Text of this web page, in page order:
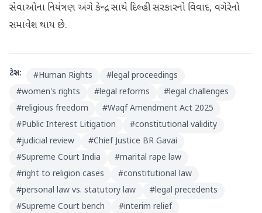
સેવાઓના નિયંત્રણ અંગે કેન્દ્ર સાથે દિલ્હી સરકારનો વિવાદ, વગેરેનો
સમાવેશ થાય છે.
ટેગ્સ: #Human Rights #legal proceedings
#women's rights #legal reforms #legal challenges
#religious freedom #Waqf Amendment Act 2025
#Public Interest Litigation #constitutional validity
#judicial review #Chief Justice BR Gavai
#Supreme Court India #marital rape law
#right to religion cases #constitutional law
#personal law vs. statutory law #legal precedents
#Supreme Court bench #interim relief